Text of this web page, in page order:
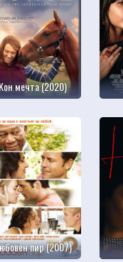
мечта (2020)
пир (2007)